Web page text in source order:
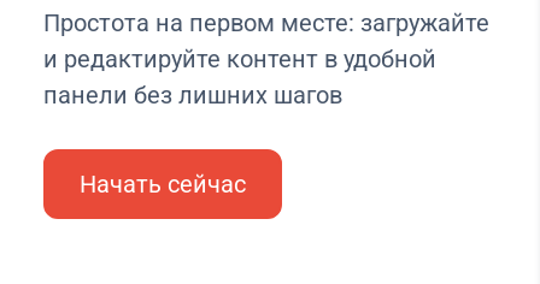
Простота на первом месте: загружайте
и редактируйте контент в удобной
панели без лишних шагов
Начать сейчас